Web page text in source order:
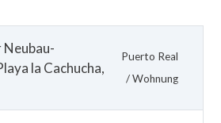
la Cachucha,
Puerto Real
/Wohnung